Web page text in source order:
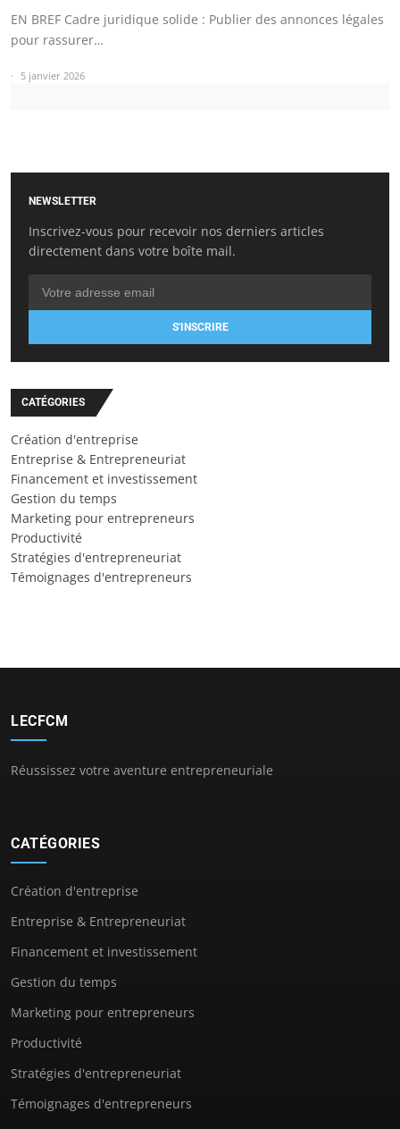
EN BREF Cadre juridique solide : Publier des annonces légales
pour rassurer…
5 janvier 2026
NEWSLETTER
Inscrivez-vous pour recevoir nos derniers articles
directement dans votre boîte mail.
S'INSCRIRE
CATÉGORIES
Création d'entreprise
Entreprise & Entrepreneuriat
Financement et investissement
Gestion du temps
Marketing pour entrepreneurs
Productivité
Stratégies d'entrepreneuriat
Témoignages d'entrepreneurs
LECFCM
Réussissez votre aventure entrepreneuriale
CATÉGORIES
Création d'entreprise
Entreprise & Entrepreneuriat
Financement et investissement
Gestion du temps
Marketing pour entrepreneurs
Productivité
Stratégies d'entrepreneuriat
Témoignages d'entrepreneurs